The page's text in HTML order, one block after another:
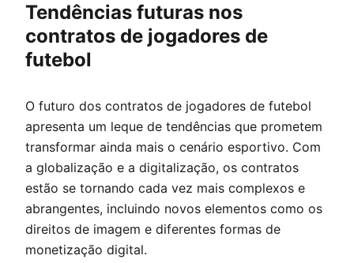
Tendências futuras nos
contratos de jogadores de
futebol
O futuro dos contratos de jogadores de futebol
apresenta um leque de tendências que prometem
transformar ainda mais o cenário esportivo. Com
a globalização e a digitalização, os contratos
estão se tornando cada vez mais complexos e
abrangentes, incluindo novos elementos como os
direitos de imagem e diferentes formas de
monetização digital.